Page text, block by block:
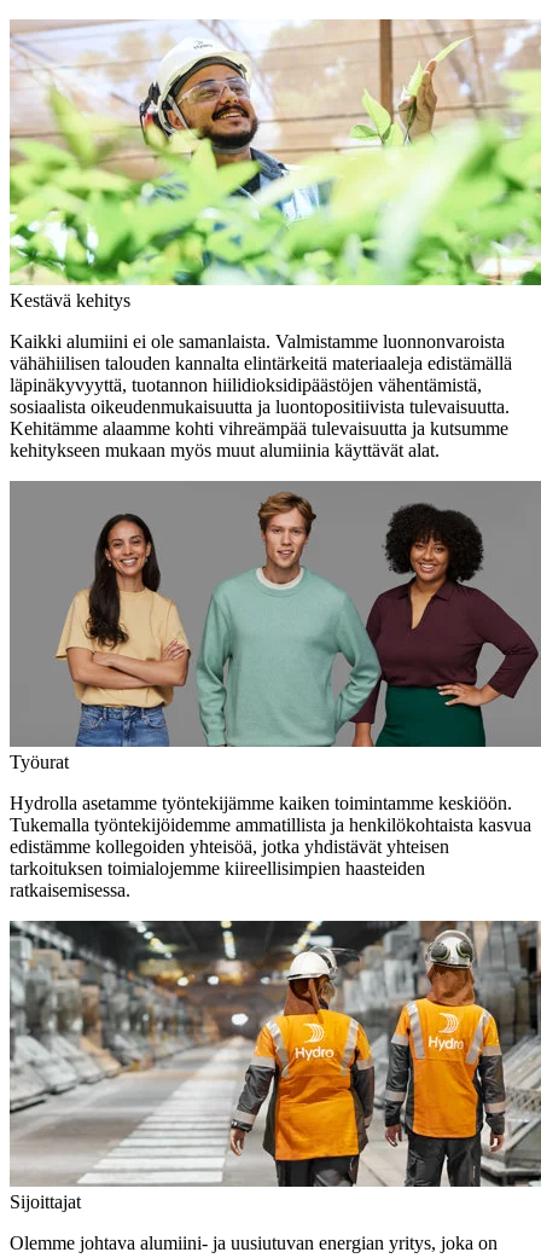
Kestävä kehitys
Kaikki alumiini ei ole samanlaista. Valmistamme luonnonvaroista
vähähiilisen talouden kannalta elintärkeitä materiaaleja edistämällä
läpinäkyvyyttä, tuotannon hiilidioksidipäästöjen vähentämistä,
sosiaalista oikeudenmukaisuutta ja luontopositiivista tulevaisuutta.
Kehitämme alaamme kohti vihreämpää tulevaisuutta ja kutsumme
kehitykseen mukaan myös muut alumiinia käyttävät alat.
Työurat
Hydrolla asetamme työntekijämme kaiken toimintamme keskiöön.
Tukemalla työntekijöidemme ammatillista ja henkilökohtaista kasvua
edistämme kollegoiden yhteisöä, jotka yhdistävät yhteisen
tarkoituksen toimialojemme kiireellisimpien haasteiden
ratkaisemisessa.
Sijoittajat
Olemme johtava alumiini- ja uusiutuvan energian yritys, joka on